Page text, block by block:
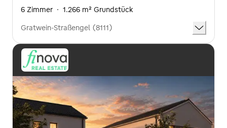
6 Zimmer · 1.266 m² Grundstück
Gratwein-Straßengel (8111)